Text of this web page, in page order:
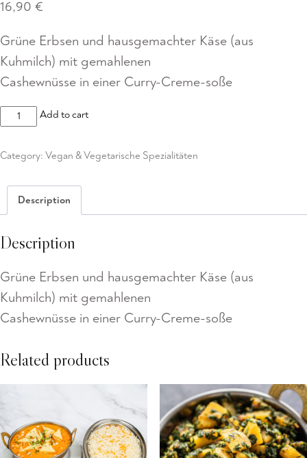
16,90 €
Grüne Erbsen und hausgemachter Käse (aus
Kuhmilch) mit gemahlenen
Cashewnüsse in einer Curry-Creme-soße
Mattar
(Ayurvedisch)
Add to cart
Category: Vegan & Vegetarische Spezialitäten
Description
Description
Grüne Erbsen und hausgemachter Käse (aus
Kuhmilch) mit gemahlenen
Cashewnüsse in einer Curry-Creme-soße
Related products